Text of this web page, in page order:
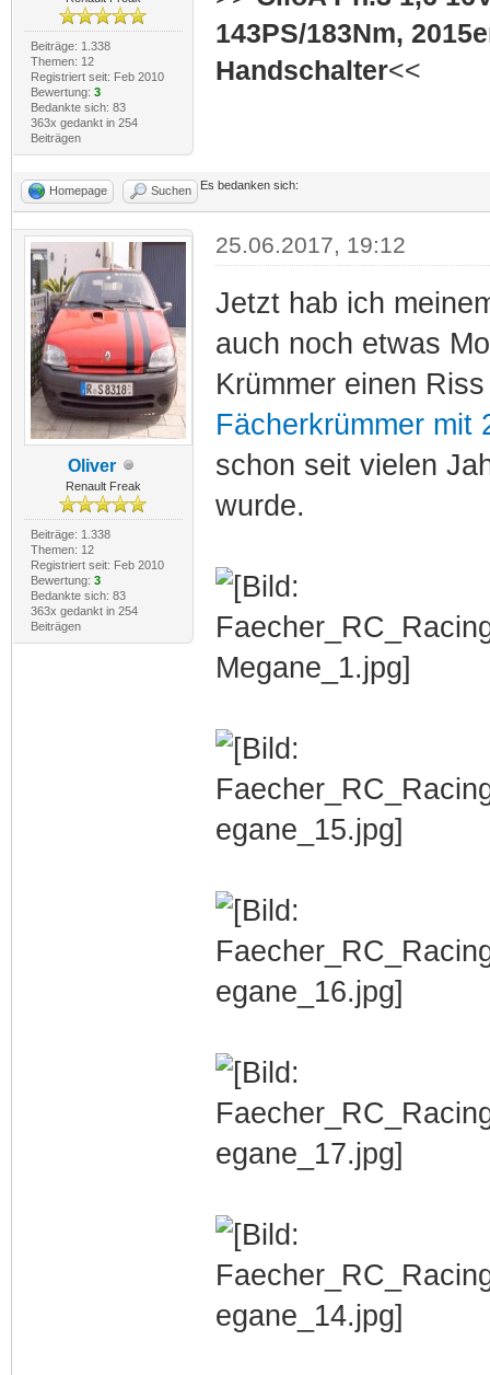
Beiträge: 1.338
Themen: 12
Registriert seit: Feb 2010
Bewertung: 3
Bedankte sich: 83
363x gedankt in 254
Beiträgen
143PS/183Nm,
Handschalter<<
Homepage Suchen Es bedanken sich:
Oliver
Renault Freak
Beiträge: 1.338
Themen: 12
Registriert seit: Feb 2010
Bewertung: 3
Bedankte sich: 83
363x gedankt in 254
Beiträgen
25.06.2017, 19:12
Jetzt hab ich
auch noch etwas
Krümmer einen
Fächerkrümmer mit
schon seit vielen
wurde.